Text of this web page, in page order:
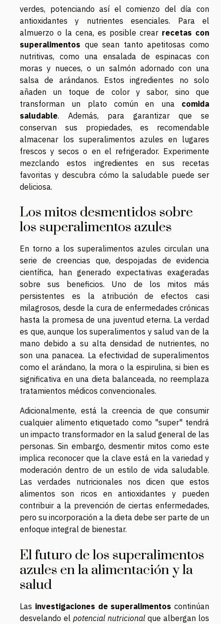
verdes, potenciando así el comienzo del día con
antioxidantes y nutrientes esenciales. Para el
almuerzo o la cena, es posible crear recetas con
superalimentos que sean tanto apetitosas como
nutritivas, como una ensalada de espinacas con
moras y nueces, o un salmón adornado con una
salsa de arándanos. Estos ingredientes no solo
añaden un toque de color y sabor, sino que
transforman un plato común en una comida
saludable. Además, para garantizar que se
conservan sus propiedades, es recomendable
almacenar los superalimentos azules en lugares
frescos y secos o en el refrigerador. Experimente
mezclando estos ingredientes en sus recetas
favoritas y descubra cómo la saludable puede ser
deliciosa.
Los mitos desmentidos sobre
los superalimentos azules
En torno a los superalimentos azules circulan una
serie de creencias que, despojadas de evidencia
científica, han generado expectativas exageradas
sobre sus beneficios. Uno de los mitos más
persistentes es la atribución de efectos casi
milagrosos, desde la cura de enfermedades crónicas
hasta la promesa de una juventud eterna. La verdad
es que, aunque los superalimentos y salud van de la
mano debido a su alta densidad de nutrientes, no
son una panacea. La efectividad de superalimentos
como el arándano, la mora o la espirulina, si bien es
significativa en una dieta balanceada, no reemplaza
tratamientos médicos convencionales.
Adicionalmente, está la creencia de que consumir
cualquier alimento etiquetado como "super" tendrá
un impacto transformador en la salud general de las
personas. Sin embargo, desmentir mitos como este
implica reconocer que la clave está en la variedad y
moderación dentro de un estilo de vida saludable.
Las verdades nutricionales nos dicen que estos
alimentos son ricos en antioxidantes y pueden
contribuir a la prevención de ciertas enfermedades,
pero su incorporación a la dieta debe ser parte de un
enfoque integral de bienestar.
El futuro de los superalimentos
azules en la alimentación y la
salud
Las investigaciones de superalimentos continúan
desvelando el potencial nutricionalque albergan los